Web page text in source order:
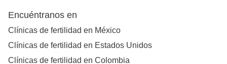
Encuéntranos en
Clínicas de fertilidad en México
Clínicas de fertilidad en Estados Unidos
Clínicas de fertilidad en Colombia